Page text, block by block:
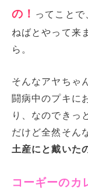
の！ ってことで
ねばとやって来
ら。
そんなアヤちゃ
闘病中のプキに
り、なのできっ
だけど全然そん
土産にと戴いた
コーギーのカ